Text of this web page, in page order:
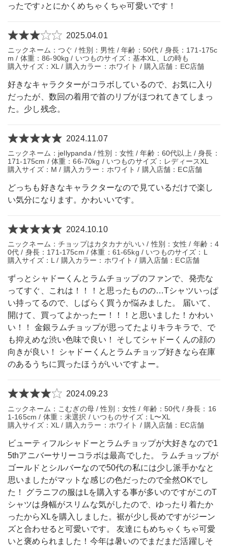
ったです♪とにかくめちゃくちゃ可愛いです！
2025.04.01
ニックネーム：つぐ / 性別：男性 / 年齢：50代 / 身長：171-175c
m / 体重：86-90kg / いつものサイズ：基本XL、Lの時も
購入サイズ：XL / 購入カラー：ホワイト / 購入店舗：EC店舗
好きなキャラクターがコラボしているので、お気に入り
だったが、数回の着用で首のリブがほつれてきてしまっ
た。少し残念。
2024.11.07
ニックネーム：jellypanda / 性別：女性 / 年齢：60代以上 / 身長：
171-175cm / 体重：66-70kg / いつものサイズ：レディースXL
購入サイズ：M / 購入カラー：ホワイト / 購入店舗：EC店舗
どっちも好きなキャラクターなので見ているだけで楽し
い気分になります。かわいいです。
2024.10.10
ニックネーム：チョップはカタカナがいい / 性別：女性 / 年齢：4
0代 / 身長：171-175cm / 体重：61-65kg / いつものサイズ：L
購入サイズ：L / 購入カラー：ホワイト / 購入店舗：EC店舗
ずっとシャドーくんとラムチョップのファンで、発売な
ってすぐ、これは！！！と思ったものの…Tシャツいっぱ
い持ってるので、しばらく買うか悩みました。 届いて、
開けて、買ってよかったー！！！と思いました！かわい
い！！ 金銀ラムチョップが思ってたよりキラキラで、で
も抑えめな渋い色味で良い！ そしてシャドーくんの顔の
向きが良い！ シャドーくんとラムチョップ好きなら在庫
のあるうちに買ったほうがいいですよー。
2024.09.23
ニックネーム：こむぎの母 / 性別：女性 / 年齢：50代 / 身長：16
1-165cm / 体重：未選択 / いつものサイズ：L〜XL
購入サイズ：XL / 購入カラー：ホワイト / 購入店舗：EC店舗
ビューティフルシャドーとラムチョップが大好きなので1
5thアニバーサリーコラボは最高でした。 ラムチョップが
ゴールドとシルバーなので50代の私には少し派手かなと
思いましたがマットな感じの色だったので全然OKでし
た！ グラニフの服はLを購入する事が多いのですがこのT
シャツは身幅がスリムな気がしたので、ゆったり着たか
ったからXLを購入しました。裾が少し長めですがジーン
ズと合わせると可愛いです。 友達にもめちゃくちゃ可愛
いと褒められました！今年は暑いのでまだまだ活躍しそ